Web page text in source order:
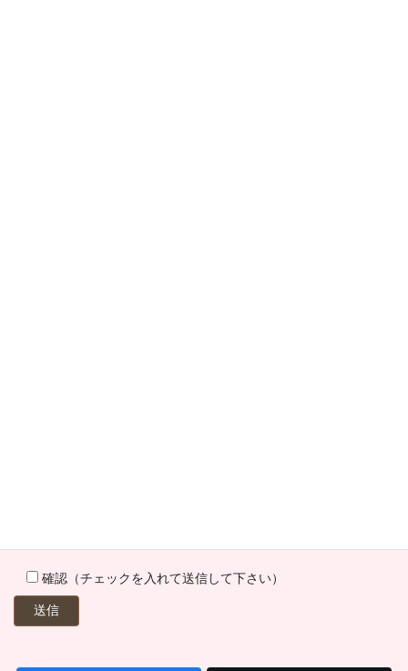
確認（チェックを入れて送信して下さい）